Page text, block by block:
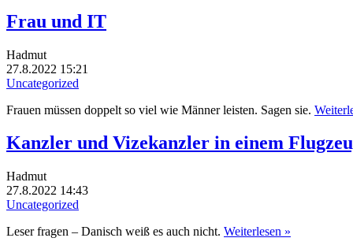
Frau und IT
Hadmut
27.8.2022 15:21
Uncategorized
Frauen müssen doppelt so viel wie Männer leisten. Sagen sie.
Kanzler und Vizekanzler in einem
Hadmut
27.8.2022 14:43
Uncategorized
Leser fragen – Danisch weiß es auch nicht. Weiterlesen »